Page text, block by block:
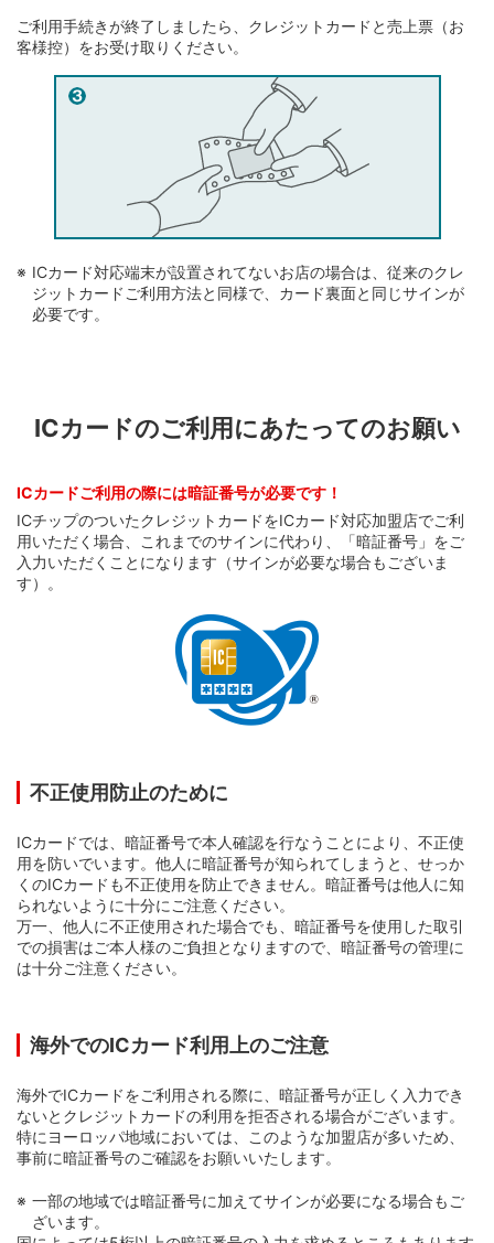
ご利用手続きが終了しましたら、クレジットカードと売上票（お
客様控）をお受け取りください。
ICカード対応端末が設置されてないお店の場合は、従来のクレ
ジットカードご利用方法と同様で、カード裏面と同じサインが
必要です。
ICカードのご利用にあたってのお願い
ICカードご利用の際には暗証番号が必要です！
ICチップのついたクレジットカードをICカード対応加盟店でご利
用いただく場合、これまでのサインに代わり、「暗証番号」をご
入力いただくことになります（サインが必要な場合もございま
す）。
不正使用防止のために
ICカードでは、暗証番号で本人確認を行なうことにより、不正使
用を防いでいます。他人に暗証番号が知られてしまうと、せっか
くのICカードも不正使用を防止できません。暗証番号は他人に知
られないように十分にご注意ください。
万一、他人に不正使用された場合でも、暗証番号を使用した取引
での損害はご本人様のご負担となりますので、暗証番号の管理に
は十分ご注意ください。
海外でのICカード利用上のご注意
海外でICカードをご利用される際に、暗証番号が正しく入力でき
ないとクレジットカードの利用を拒否される場合がございます。
特にヨーロッパ地域においては、このような加盟店が多いため、
事前に暗証番号のご確認をお願いいたします。
一部の地域では暗証番号に加えてサインが必要になる場合もご
ざいます。